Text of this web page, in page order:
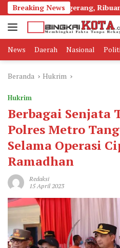
Langsung
ke
konten
Breaking News
di Tangerang, Ribuan Butir
News Daerah Nasional
Beranda Hukrim
Hukrim
Berbagai Senjata
Polres Metro
Selama Operasi
Ramadhan
Redaksi
15 April 2023